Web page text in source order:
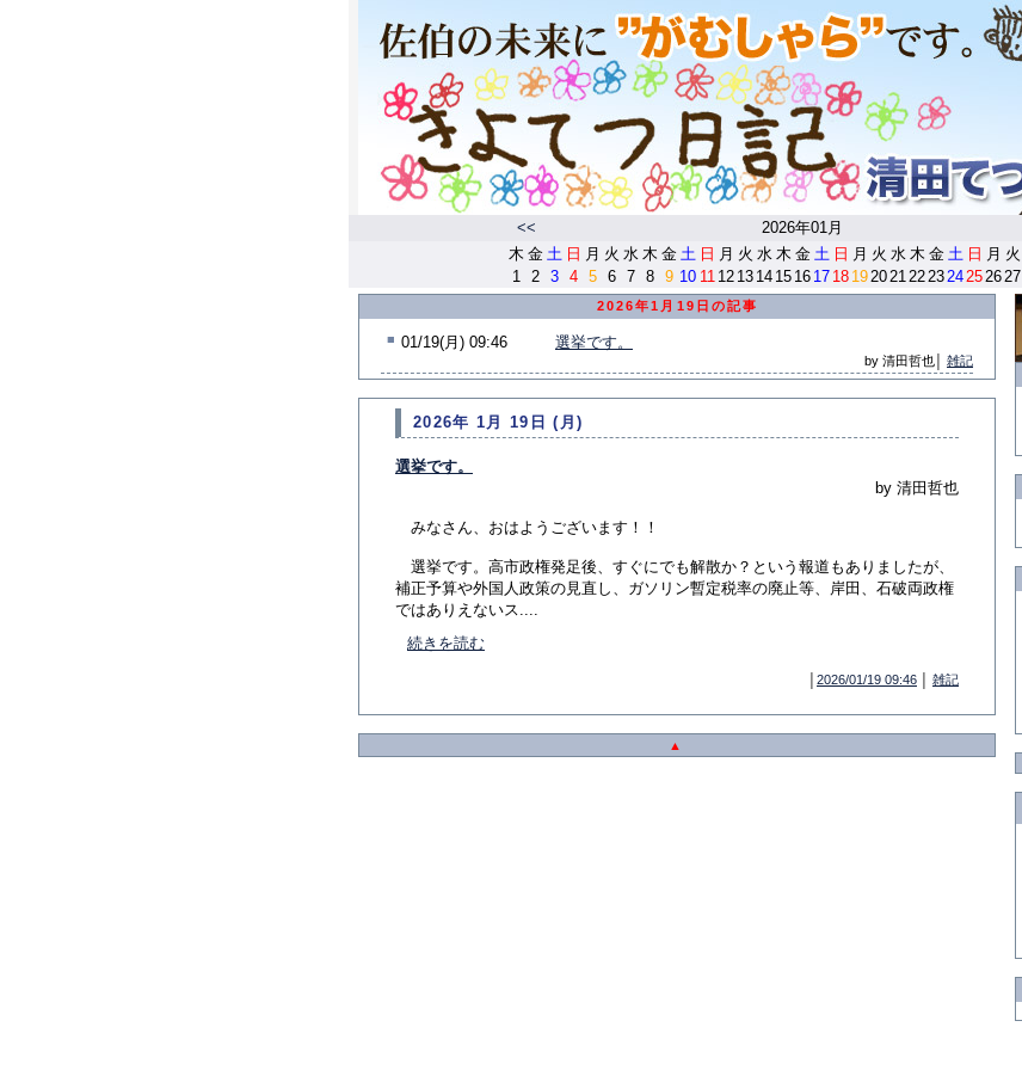
<< 2026年01月
木 金 土 日 月 火 水 木 金 土 日 月 火 水 木 金 土 日 月 火 水 木 金 土 日 月 火
1
2 3 4 5 6 7 8 9 10 11 12 13 14 15 16 17 18 192021222324252627
2026年1月19日の記事
■ 01/19(月) 09:46 選挙です。
by 清田哲也│ 雑記
2026年 1月 19日 (月)
選挙です。
by 清田哲也
みなさん、おはようございます！！
選挙です。高市政権発足後、すぐにでも解散か？という報道もありましたが、
補正予算や外国人政策の見直し、ガソリン暫定税率の廃止等、岸田、石破両政権
ではありえないス....
続きを読む
2026/01/19 09:46 雑記
▲